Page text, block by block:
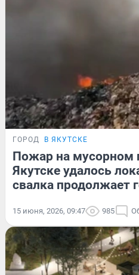
ГОРОД В ЯКУТСКЕ
Пожар на мусорном
Якутске удалось
свалка продолжает
15 июня, 2026, 09:47 985